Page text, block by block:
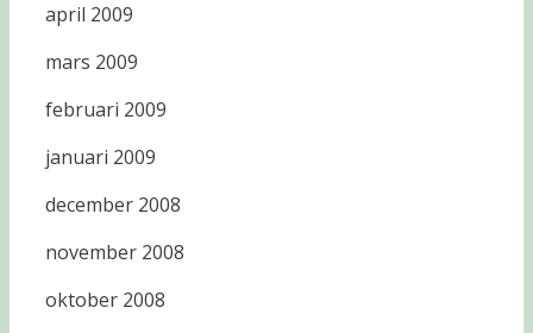
april 2009
mars 2009
februari 2009
januari 2009
december 2008
november 2008
oktober 2008